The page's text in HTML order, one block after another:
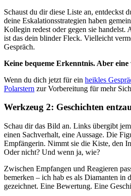
Schaust du dir diese Liste an, entdeckst
deine Eskalationsstrategien haben
Kollegin redest oder gegen sie
ist das dein blinder Fleck. Vielleicht
Gespräch.
Keine bequeme Erkenntnis. Aber
Wenn du dich jetzt für ein heikles
Polarstern zur Vorbereitung für mehr
Werkzeug 2: Geschichten
Schau dir das Bild an. Links übergibt
einen Sachverhalt, eine Aussage. Die
Empfängerin. Nimmt sie die Kiste, den
Oder nicht? Und wenn ja, wie?
Zwischen Empfangen und Reagieren
bemerken – ich hab es als Diamanten in
gezeichnet. Eine Bewertung. Eine